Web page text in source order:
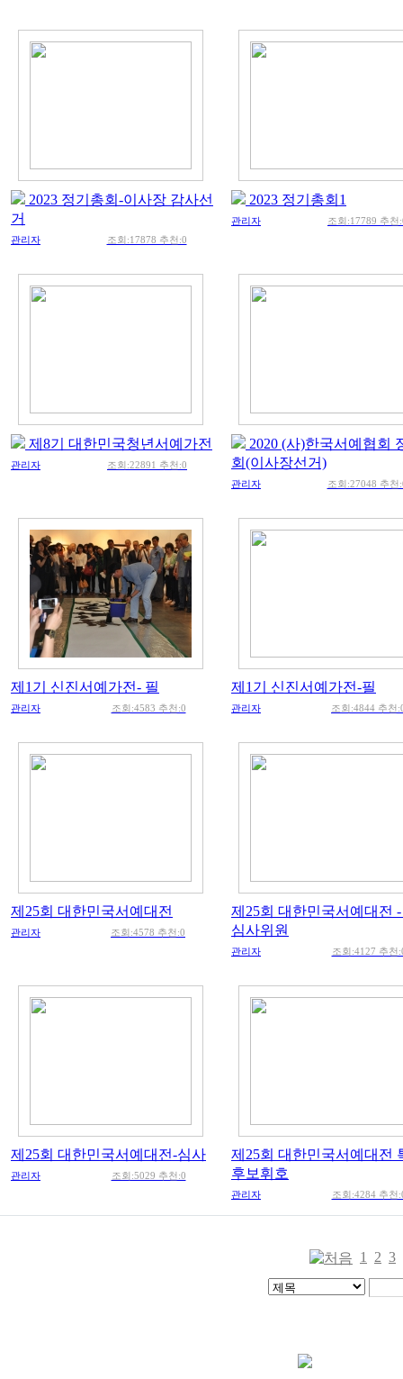
2023 정기총회-이사장 감사선
거
관리자 조회:17878 추천:0
2023 정기총회1
관리자 조회:17789 추천
제8기 대한민국청년서예가전
관리자 조회:22891 추천:0
2020 (사)한국서예협회
회(이사장선거)
관리자 조회:27048 추천
제1기 신진서예가전- 필
관리자 조회:4583 추천:0
제1기 신진서예가전-필
관리자 조회:4844 추천
제25회 대한민국서예대전
관리자 조회:4578 추천:0
제25회 대한민국서예대전
심사위원
관리자 조회:4127 추천
제25회 대한민국서예대전-심사
관리자 조회:5029 추천:0
제25회 대한민국서예대전
후보휘호
관리자 조회:4284 추천
1 2 3